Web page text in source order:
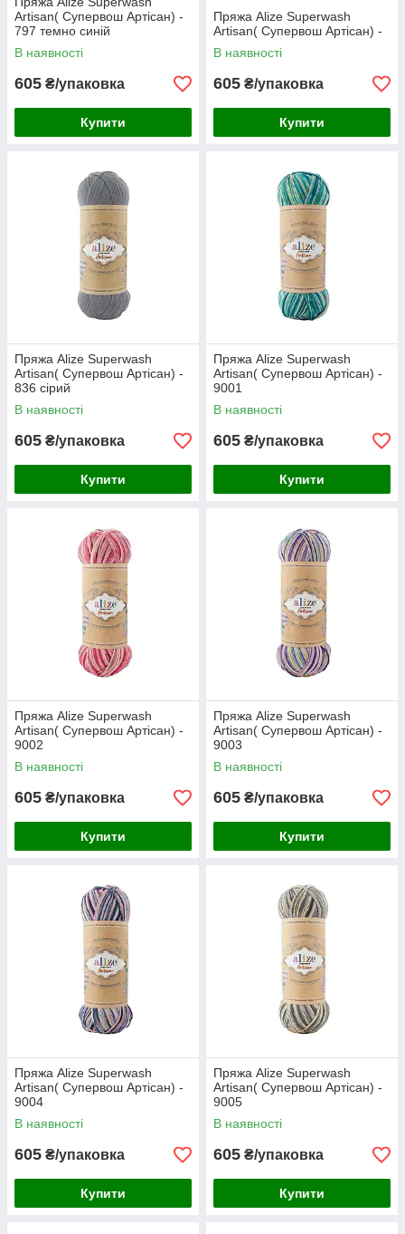
Artisan( Супервош Артісан) -
797 темно синій
В наявності
605 ₴/упаковка
Купити
Пряжа Alize Superwash
Artisan( Супервош Артісан) -
В наявності
605 ₴/упаковка
Купити
Пряжа Alize Superwash
Artisan( Супервош Артісан) -
836 сірий
В наявності
605 ₴/упаковка
Купити
Пряжа Alize Superwash
Artisan( Супервош Артісан) -
9001
В наявності
605 ₴/упаковка
Купити
Пряжа Alize Superwash
Artisan( Супервош Артісан) -
9002
В наявності
605 ₴/упаковка
Купити
Пряжа Alize Superwash
Artisan( Супервош Артісан) -
9003
В наявності
605 ₴/упаковка
Купити
Пряжа Alize Superwash
Artisan( Супервош Артісан) -
9004
В наявності
605 ₴/упаковка
Купити
Пряжа Alize Superwash
Artisan( Супервош Артісан) -
9005
В наявності
605 ₴/упаковка
Купити